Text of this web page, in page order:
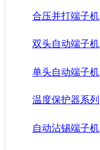
合压并打端子机
双头自动端子机
单头自动端子机
温度保护器系列
自动沾锡端子机